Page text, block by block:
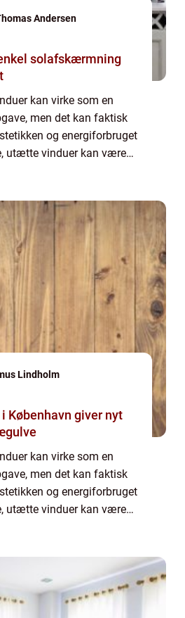
Andersen
kan virke som en
men det kan faktisk
og energiforbruget
utætte vinduer kan være
Lindholm
København giver nyt
kan virke som en
men det kan faktisk
og energiforbruget
utætte vinduer kan være